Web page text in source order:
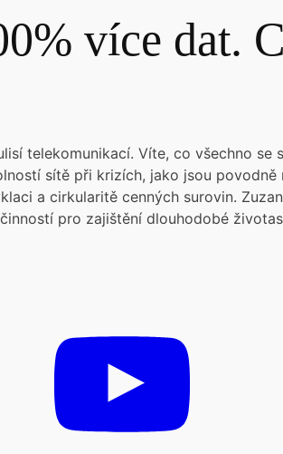
více dat.
telekomunikací. Víte, co všechno
sítě při krizích, jako jsou
a cirkularitě cenných surovin.
pro zajištění dlouhodobé